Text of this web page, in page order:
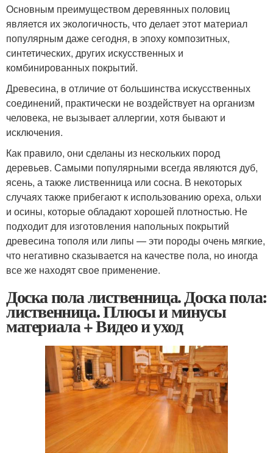
Основным преимуществом деревянных половиц
является их экологичность, что делает этот материал
популярным даже сегодня, в эпоху композитных,
синтетических, других искусственных и
комбинированных покрытий.
Древесина, в отличие от большинства искусственных
соединений, практически не воздействует на организм
человека, не вызывает аллергии, хотя бывают и
исключения.
Как правило, они сделаны из нескольких пород
деревьев. Самыми популярными всегда являются дуб,
ясень, а также лиственница или сосна. В некоторых
случаях также прибегают к использованию ореха, ольхи
и осины, которые обладают хорошей плотностью. Не
подходит для изготовления напольных покрытий
древесина тополя или липы — эти породы очень мягкие,
что негативно сказывается на качестве пола, но иногда
все же находят свое применение.
Доска пола лиственница. Доска пола:
лиственница. Плюсы и минусы
материала + Видео и уход